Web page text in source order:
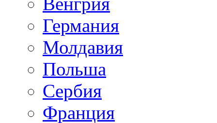
Германия
Молдавия
Польша
Сербия
Франция